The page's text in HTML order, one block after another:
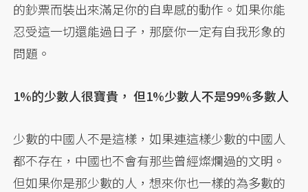
的鈔票而裝出來滿足你的自卑感的動作。如果你能
忍受這一切還能過日子，那麼你一定有自我形象的
問題。
1%的少數人很寶貴， 但1%少數人不是99%多數人
少數的中國人不是這樣，如果連這樣少數的中國人
都不存在，中國也不會有那些曾經燦爛過的文明。
但如果你是那少數的人，想來你也一樣的為多數的